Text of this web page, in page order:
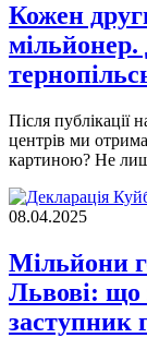
Кожен
Після публікації
центрів ми
картиною? Не
08.04.2025
Мільйони
Львові: що
заступник